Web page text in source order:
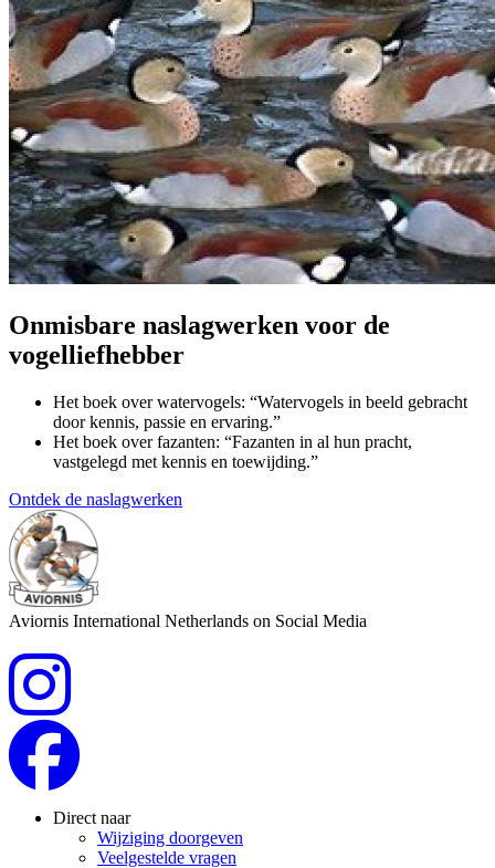
Onmisbare naslagwerken voor de
vogelliefhebber
Het boek over watervogels: “Watervogels in beeld gebracht
door kennis, passie en ervaring.”
Het boek over fazanten: “Fazanten in al hun pracht,
vastgelegd met kennis en toewijding.”
Ontdek de naslagwerken
Aviornis International Netherlands on Social Media
Direct naar
Wijziging doorgeven
Veelgestelde vragen